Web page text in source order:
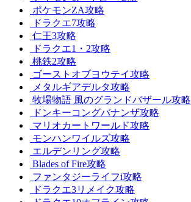
ポケモンZA攻略
ドラクエ7攻略
仁王3攻略
ドラクエ1・2攻略
桃鉄2攻略
ゴーストオブヨウテイ攻略
メタルギアデルタ攻略
牧場物語 風のグランドバザール攻略
ドンキーコングバナンザ攻略
マリオカートワールド攻略
モンハンワイルズ攻略
エルデンリング攻略
Blades of Fire攻略
ファンタジーライフi攻略
ドラクエ3リメイク攻略